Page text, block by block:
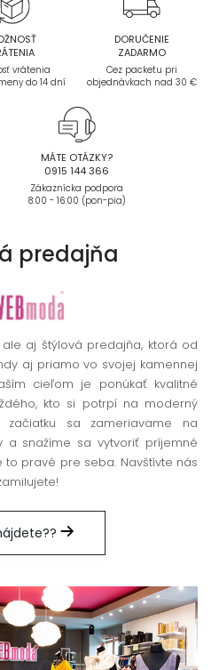
vrátenia
do 14 dní
DORUČENIE
ZADARMO
Cez packetu pri
objednávkach nad 30 €
MÁTE OTÁZKY?
0915 144 366
Zákaznícka podpora
8:00 - 16:00 (pon-pia)
predajňa
aj štýlová predajňa, ktorá od
aj priamo vo svojej kamennej
cieľom je ponúkať kvalitné
kto si potrpí na moderný
sa zameriavame na
a snažíme sa vytvoriť príjemné
pravé pre seba. Navštívte nás